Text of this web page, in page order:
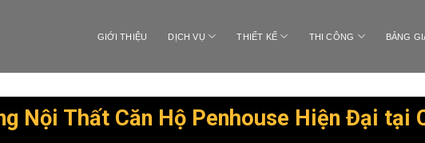
GIỚI THIỆU DỊCH VỤ THIẾT KẾ THI CÔNG BẢNG
Nội Thất Căn Hộ Penhouse Hiện Đại tại